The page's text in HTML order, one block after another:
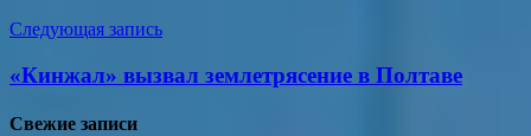
Следующая запись
«Кинжал» вызвал землетрясение в Полтаве
Свежие записи